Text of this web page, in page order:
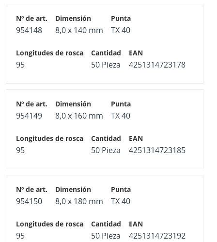
954148 8,0 x 140 mm TX 40
95 50 Pieza 4251314723178
954149 8,0 x 160 mm TX 40
95 50 Pieza 4251314723185
954150 8,0 x 180 mm TX 40
95 50 Pieza 4251314723192